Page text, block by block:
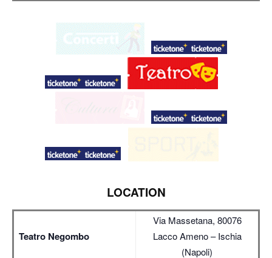
LOCATION
Teatro Negombo
Via Massetana, 80076
Lacco Ameno – Ischia
(Napoli)